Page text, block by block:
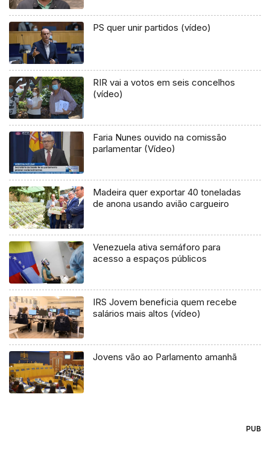
PS quer unir partidos (vídeo)
RIR vai a votos em seis concelhos
(vídeo)
Faria Nunes ouvido na comissão
parlamentar (Vídeo)
Madeira quer exportar 40 toneladas
de anona usando avião cargueiro
Venezuela ativa semáforo para
acesso a espaços públicos
IRS Jovem beneficia quem recebe
salários mais altos (vídeo)
Jovens vão ao Parlamento amanhã
PUB